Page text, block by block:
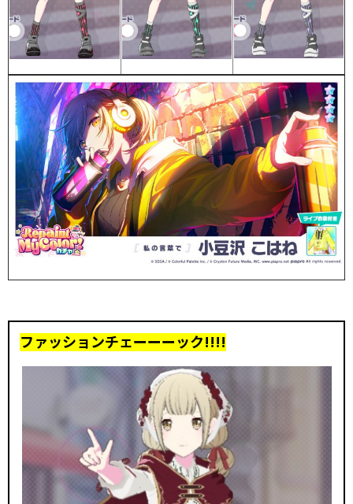
ファッションチェーーーック!!!!